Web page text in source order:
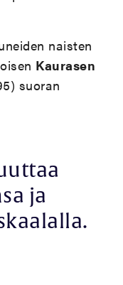
naisten
Kaurasen
suoran
ja